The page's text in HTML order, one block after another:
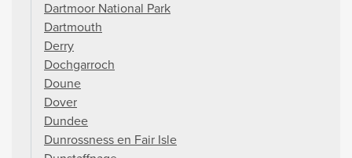
Dartmoor National Park
Dartmouth
Derry
Dochgarroch
Doune
Dover
Dundee
Dunrossness en Fair Isle